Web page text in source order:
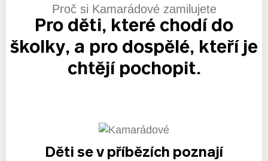
Proč si Kamarádové zamilujete
Pro děti, které chodí do
školky, a pro dospělé, kteří je
chtějí pochopit.
Děti se v příbězích poznají